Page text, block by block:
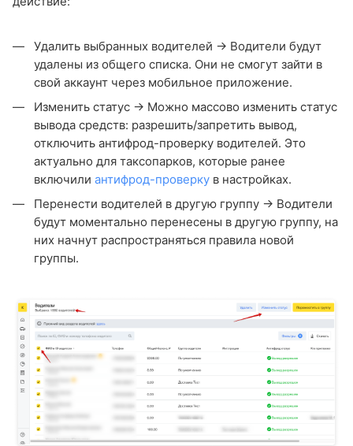
Удалить выбранных водителей → Водители будут
удалены из общего списка. Они не смогут зайти в
свой аккаунт через мобильное приложение.
Изменить статус → Можно массово изменить статус
вывода средств: разрешить/запретить вывод,
отключить антифрод-проверку водителей. Это
актуально для таксопарков, которые ранее
включили антифрод-проверку в настройках.
Перенести водителей в другую группу → Водители
будут моментально перенесены в другую группу, на
них начнут распространяться правила новой
группы.